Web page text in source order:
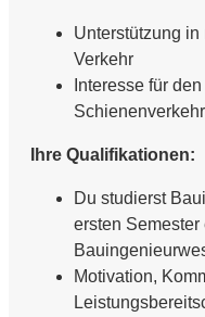
Unterstützung
Verkehr
Interesse für
Ihre Qualifikationen:
Du studierst
ersten
Motivation,